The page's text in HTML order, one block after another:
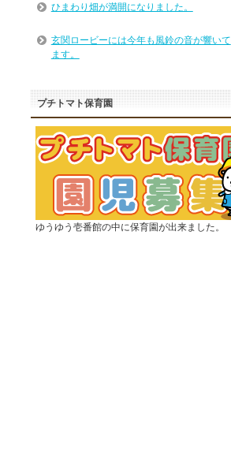
ひまわり畑が満開になりました。
玄関ロービーには今年も風鈴の音が響いて
ます。
プチトマト保育園
ゆうゆう壱番館の中に保育園が出来ました。